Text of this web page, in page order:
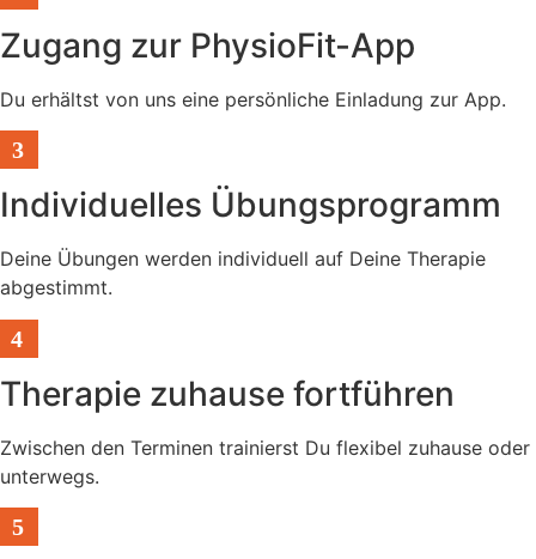
Zugang zur PhysioFit-App
Du erhältst von uns eine persönliche Einladung zur App.
3
Individuelles Übungsprogramm
Deine Übungen werden individuell auf Deine Therapie
abgestimmt.
4
Therapie zuhause fortführen
Zwischen den Terminen trainierst Du flexibel zuhause oder
unterwegs.
5